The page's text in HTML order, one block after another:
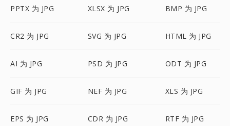
PPTX 为 JPG XLSX 为 JPG BMP 为 JPG
CR2 为 JPG SVG 为 JPG HTML 为 JPG
AI 为 JPG PSD 为 JPG ODT 为 JPG
GIF 为 JPG NEF 为 JPG XLS 为 JPG
EPS 为 JPG CDR 为 JPG RTF 为 JPG